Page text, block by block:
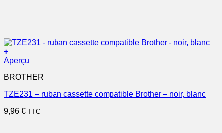
+
Aperçu
BROTHER
TZE231 – ruban cassette compatible Brother – noir, blanc
9,96 € TTC